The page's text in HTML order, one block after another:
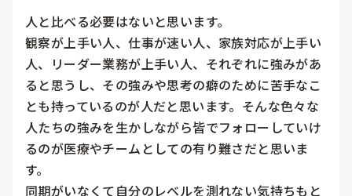
人と比べる必要はないと思います。
観察が上手い人、仕事が速い人、家族対応が上手い
人、リーダー業務が上手い人、それぞれに強みがあ
ると思うし、その強みや思考の癖のために苦手なこ
とも持っているのが人だと思います。そんな色々な
人たちの強みを生かしながら皆でフォローしていけ
るのが医療やチームとしての有り難さだと思いま
す。
同期がいなくて自分のレベルを測れない気持ちもと